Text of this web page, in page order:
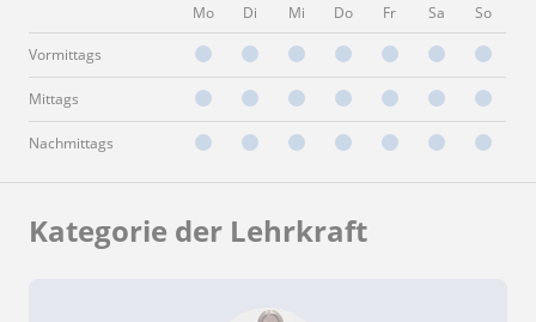
Mo Di Mi Do Fr Sa So
Vormittags
Mittags
Nachmittags
Kategorie der Lehrkraft